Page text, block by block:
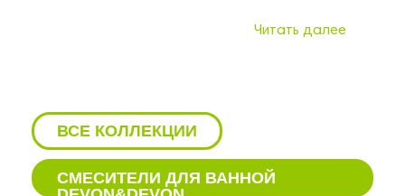
Читать далее
ВСЕ КОЛЛЕКЦИИ
СМЕСИТЕЛИ ДЛЯ ВАННОЙ